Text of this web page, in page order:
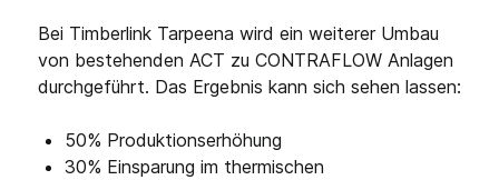
Bei Timberlink Tarpeena wird ein weiterer Umbau
von bestehenden ACT zu CONTRAFLOW Anlagen
durchgeführt. Das Ergebnis kann sich sehen lassen:
50% Produktionserhöhung
30% Einsparung im thermischen